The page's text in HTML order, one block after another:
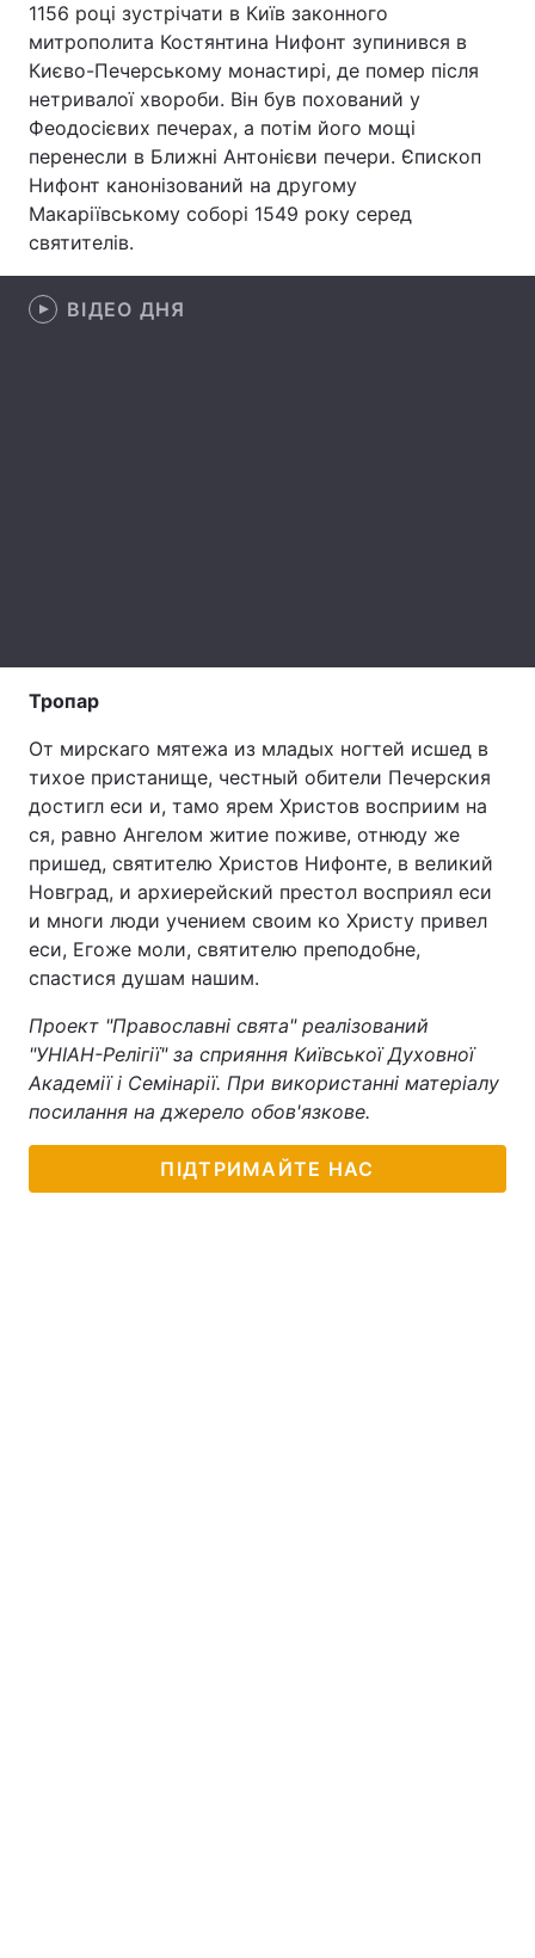
Архів Вакансії
Послуги
1156 році зустрічати в Київ законного
митрополита Костянтина Нифонт зупинився в
Києво-Печерському монастирі, де помер після
нетривалої хвороби. Він був похований у
Феодосієвих печерах, а потім його мощі
перенесли в Ближні Антонієви печери. Єпископ
Нифонт канонізований на другому
Макаріївському соборі 1549 року серед
святителів.
ВІДЕО ДНЯ
Тропар
От мирскаго мятежа из младых ногтей исшед в
тихое пристанище, честный обители Печерския
достигл еси и, тамо ярем Христов восприим на
ся, равно Ангелом житие поживе, отнюду же
пришед, святителю Христов Нифонте, в великий
Новград, и архиерейский престол восприял еси
и многи люди учением своим ко Христу привел
еси, Егоже моли, святителю преподобне,
спастися душам нашим.
Проект "Православні свята" реалізований
"УНІАН-Релігії" за сприяння Київської Духовної
Академії і Семінарії. При використанні матеріалу
посилання на джерело обов'язкове.
ПІДТРИМАЙТЕ НАС